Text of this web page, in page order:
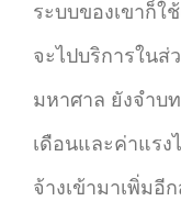
ระบบของเขาก็ใ
จะไปบริการในส่
มหาศาล ยังจำบท
เดือนและค่าแร
จ้างเข้ามาเพิ่มอี